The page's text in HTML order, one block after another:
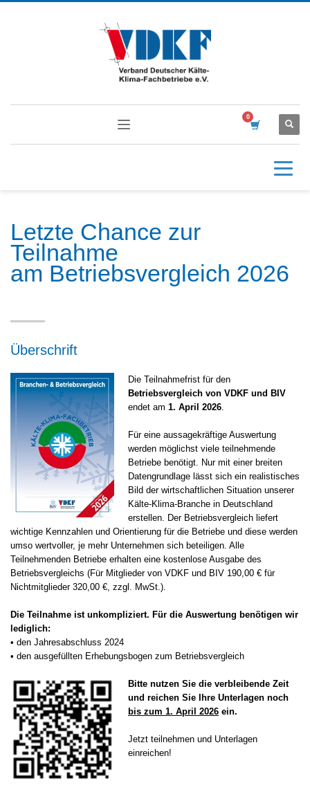
Letzte Chance zur
Teilnahme
am Betriebsvergleich 2026
Überschrift
Die Teilnahmefrist für den
Betriebsvergleich von VDKF und BIV
endet am 1. April 2026
Für eine aussagekräftige Auswertung
werden möglichst viele teilnehmende
Betriebe benötigt. Nur mit einer breiten
Datengrundlage lässt sich ein realistisches
Bild der wirtschaftlichen Situation unserer
Kälte-Klima-Branche in Deutschland
erstellen. Der Betriebsvergleich liefert
wichtige Kennzahlen und Orientierung für die Betriebe und diese werden
umso wertvoller, je mehr Unternehmen sich beteiligen. Alle
Teilnehmenden Betriebe erhalten eine kostenlose Ausgabe des
Betriebsvergleichs (Für Mitglieder von VDKF und BIV 190,00 € für
Nichtmitglieder 320,00 €, zzgl. MwSt.).
Die Teilnahme ist unkompliziert. Für die Auswertung benötigen wir
lediglich:
• den Jahresabschluss 2024
• den ausgefüllten Erhebungsbogen zum Betriebsvergleich
Bitte nutzen Sie die verbleibende Zeit
und reichen Sie Ihre Unterlagen noch
bis zum 1. April 2026 ein.
Jetzt teilnehmen und Unterlagen
einreichen!